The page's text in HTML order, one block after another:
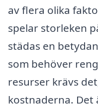
av flera olika
spelar storleken
städas en
som behöver
resurser krävs
kostnaderna.